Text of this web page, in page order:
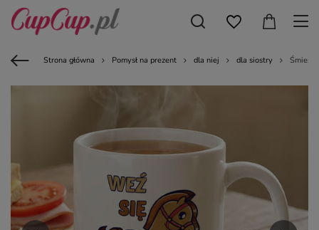
Strona główna Pomysł na prezent dla niej dla siostry